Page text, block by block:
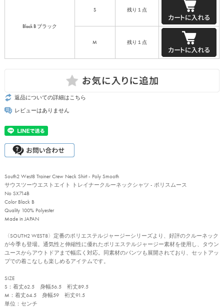
Black B ブラック
S 残り１点
M 残り１点
返品についての詳細はこちら
レビューはありません
South2 West8 Trainer Crew Neck Shirt - Poly Smooth
サウスツーウエストエイト トレイナークルーネックシャツ - ポリスムース
No SX714B
Color Black B
Quality 100% Polyester
Made in JAPAN
〈SOUTH2 WEST8〉定番のポリエステルジャージーシリーズより、好評のクルーネック
が今季も登場。通気性と伸縮性に優れたポリエステルジャージー素材を使用し、タウン
ユースからアウトドアまで幅広く対応。同素材のパンツも展開されており、セットアッ
プでの着こなしも楽しめるアイテムです。
SIZE
S：着丈62.5 身幅56.5 裄丈89.5
M：着丈64.5 身幅59 裄丈91.5
単位：センチ